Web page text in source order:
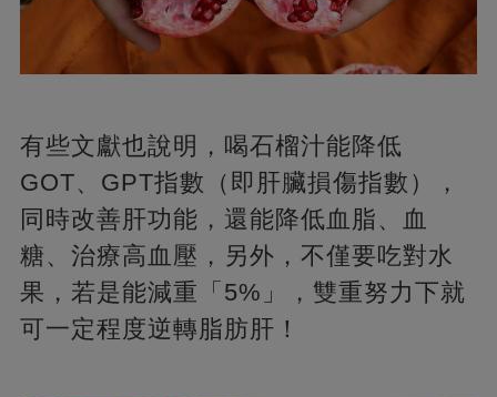
有些文獻也說明，喝石榴汁能降低
GOT、GPT指數（即肝臟損傷指數），
同時改善肝功能，還能降低血脂、血
糖、治療高血壓，另外，不僅要吃對水
果，若是能減重「5%」，雙重努力下就
可一定程度逆轉脂肪肝！